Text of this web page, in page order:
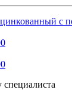
с
специалиста